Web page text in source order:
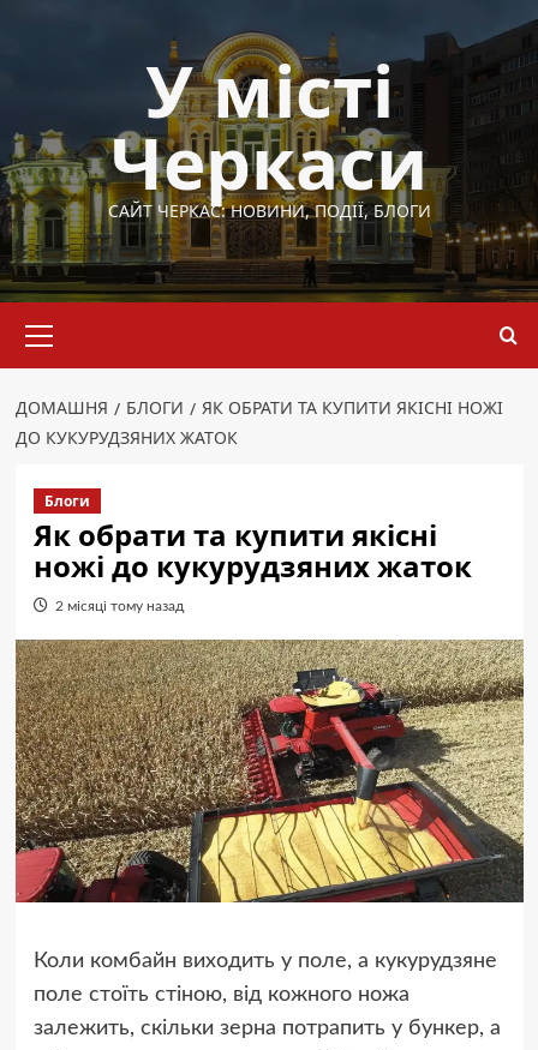
У місті
Черкаси
САЙТ ЧЕРКАС: НОВИНИ, ПОДІЇ, БЛОГИ
меню
ДОМАШНЯ БЛОГИ
ЯК ОБРАТИ ТА КУПИТИ ЯКІСНІ НОЖІ
ДО КУКУРУДЗЯНИХ ЖАТОК
Блоги
Як обрати та купити якісні
ножі до кукурудзяних жаток
2 місяці тому назад
Коли комбайн виходить у поле, а кукурудзяне
поле стоїть стіною, від кожного ножа
залежить, скільки зерна потрапить у бункер, а